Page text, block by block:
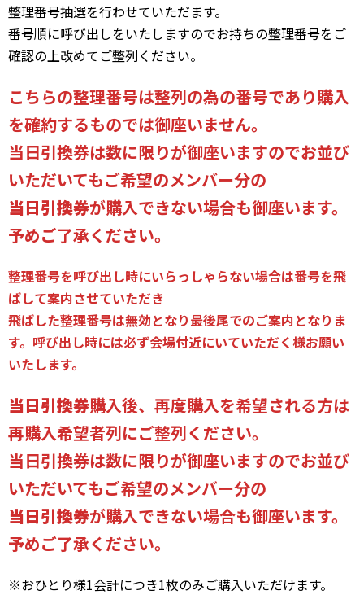
整理番号抽選を行わせていただます。
番号順に呼び出しをいたしますのでお持ちの整理番号をご
確認の上改めてご整列ください。
こちらの整理番号は整列の為の番号であり購入
を確約するものでは御座いません。
当日引換券は数に限りが御座いますのでお並び
いただいてもご希望のメンバー分の
当日引換券が購入できない場合も御座います。
予めご了承ください。
整理番号を呼び出し時にいらっしゃらない場合は番号を飛
ばして案内させていただき
飛ばした整理番号は無効となり最後尾でのご案内となりま
す。 呼び出し時には必ず会場付近にいていただく様お願い
いたします。
当日引換券購入後、再度購入を希望される方は
再購入希望者列にご整列ください。
当日引換券は数に限りが御座いますのでお並び
いただいてもご希望のメンバー分の
当日引換券が購入できない場合も御座います。
予めご了承ください。
※おひとり様1会計につき1枚のみご購入いただけます。